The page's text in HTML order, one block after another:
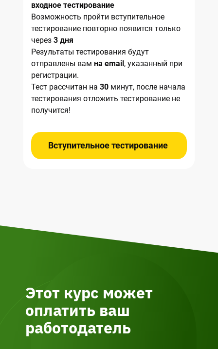
входное тестирование
Возможность пройти вступительное
тестирование повторно появится только
через 3 дня
Результаты тестирования будут
отправлены вам на email , указанный при
регистрации.
Тест рассчитан на 30 минут, после начала
тестирования отложить тестирование не
получится!
Вступительное тестирование
Этот курс может
оплатить ваш
работодатель